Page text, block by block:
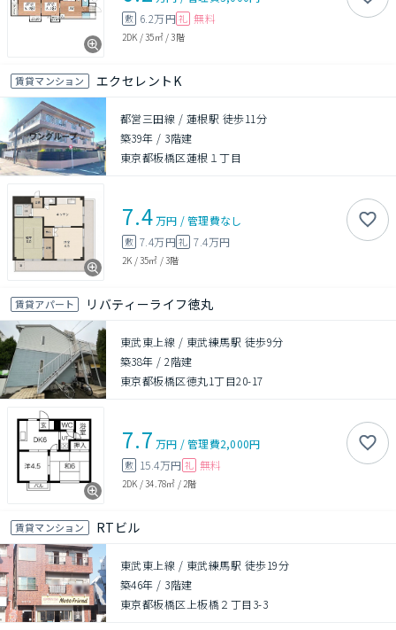
敷 6.2万円 礼 無料
2DK /35㎡/3階
賃貸マンション エクセレントK
都営三田線 / 蓮根駅 徒歩11分
築39年 / 3階建
東京都板橋区蓮根１丁目
7.4万円 /管理費なし
敷 7.4万円礼 7.4万円
2K /35㎡ /3階
賃貸アパート リバティーライフ徳丸
東武東上線 / 東武練馬駅 徒歩9分
築38年 /2階建
東京都板橋区徳丸1丁目20-17
7.7 万円 /管理費2,000円
敷 15.4万円 礼 無料
2DK /34.78㎡ / 2階
賃貸マンション RTビル
東武東上線 / 東武練馬駅 徒歩19分
築46年 / 3階建
東京都板橋区上板橋２丁目3-3